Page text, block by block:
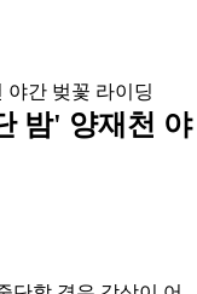
밤' 양재천 야